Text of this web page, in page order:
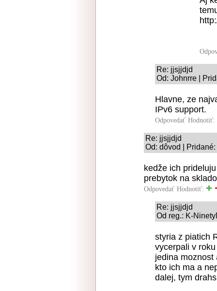
Re: jjsjjdjd
Od: Johnrre |
Hlavne, ze
IPv6 support.
Odpovedať Hodnotiť:
Re: jjsjjdjd
Od: dôvod |
kedže ich
prebytok na
Odpovedať Hodnotiť:
Re: jjsjjdjd
Od reg.: K-
styria z piatich
vycerpali v
jedina moznost
kto ich ma a
dalej, tym